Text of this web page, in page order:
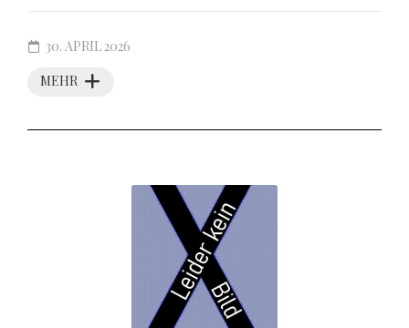
MEHR
30. APRIL 2026